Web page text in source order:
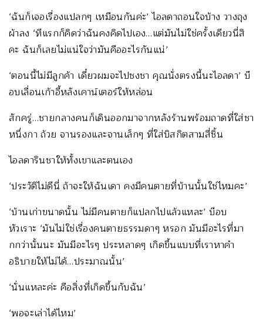
‘ฉันก็เจอเรื่องแปลกๆ เหมือนกันค่ะ’ ไอลดาถอนใจบ้าง วางถุง
ผ้าลง ‘ทีแรกก็คิดว่าฉันคงคิดไปเอง…แต่มันไม่ใช่ครั้งเดียวนี่สิ
คะ ฉันก็เลยไม่แน่ใจว่ามันคืออะไรกันแน่’
‘ตอนนี้ไม่มีลูกค้า เดี๋ยวผมจะไปชงชา คุณนั่งตรงนี้นะไอลดา’ บ๊
อบเลื่อนเก้าอี้หลังเคาน์เตอร์ให้หล่อน
สักครู่…ชายกลางคนก็เดินออกมาจากหลังร้านพร้อมถาดที่ใส่ชา
หนึ่งกา ถ้วย จานรองและจานเล็กๆ ที่ใส่บิสกิตสามสี่ชิ้น
ไอลดารินชาให้ทั้งเขาและตนเอง
‘ประวัติไม่ดีนี่ ถ้าจะให้ฉันเดา คงมีคนตายที่บ้านนั้นใช่ไหมคะ’
‘บ้านเก่าขนาดนั้น ไม่มีคนตายก็แปลกไปแล้วแหละ’ บ๊อบ
หัวเราะ ‘มันไม่ใช่เรื่องคนตายธรรมดาๆ หรอก มันมีอะไรที่มา
กกว่านั้นนะ มันมีอะไรๆ ประหลาดๆ เกิดขึ้นแบบที่เราหาคำ
อธิบายให้ไม่ได้…ประมาณนั้น’
‘นั่นแหละค่ะ คือสิ่งที่เกิดขึ้นกับฉัน’
‘พอจะเล่าได้ไหม’